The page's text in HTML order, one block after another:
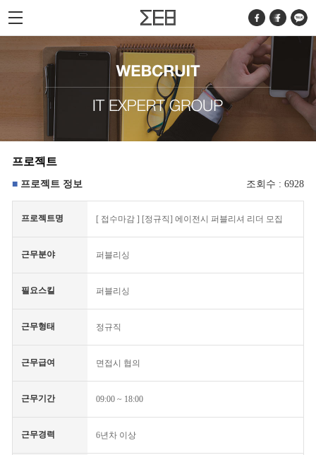
프로젝트
프로젝트 정보 조회수 : 6928
프로젝트명 [ 접수마감 ] [정규직] 에이전시 퍼블리셔 리더 모집
근무분야 퍼블리싱
필요스킬 퍼블리싱
근무형태 정규직
근무급여 면접시 협의
근무기간 09:00 ~ 18:00
근무경력 6년차 이상